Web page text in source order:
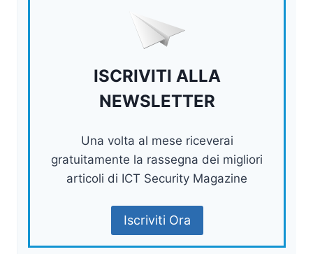
ISCRIVITI ALLA
NEWSLETTER
Una volta al mese riceverai
gratuitamente la rassegna dei migliori
articoli di ICT Security Magazine
Iscriviti Ora